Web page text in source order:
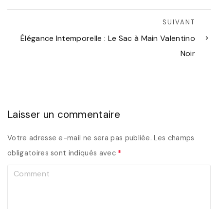
SUIVANT
Élégance Intemporelle : Le Sac à Main Valentino
Noir
Laisser un commentaire
Votre adresse e-mail ne sera pas publiée. Les champs
obligatoires sont indiqués avec *